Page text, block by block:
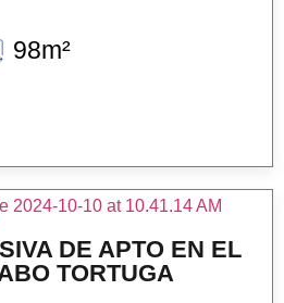
98m²
DE APTO EN EL
TORTUGA